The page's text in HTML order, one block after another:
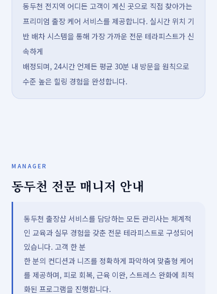
동두천 전지역 어디든 고객이 계신 곳으로 직접 찾아가는
프리미엄 출장 케어 서비스를 제공합니다. 실시간 위치 기
반 배차 시스템을 통해 가장 가까운 전문 테라피스트가 신
속하게
배정되며, 24시간 언제든 평균 30분 내 방문을 원칙으로
수준 높은 힐링 경험을 완성합니다.
MANAGER
동두천 전문 매니저 안내
동두천 출장샵 서비스를 담당하는 모든 관리사는 체계적
인 교육과 실무 경험을 갖춘 전문 테라피스트로 구성되어
있습니다. 고객 한 분
한 분의 컨디션과 니즈를 정확하게 파악하여 맞춤형 케어
를 제공하며, 피로 회복, 근육 이완, 스트레스 완화에 최적
화된 프로그램을 진행합니다.